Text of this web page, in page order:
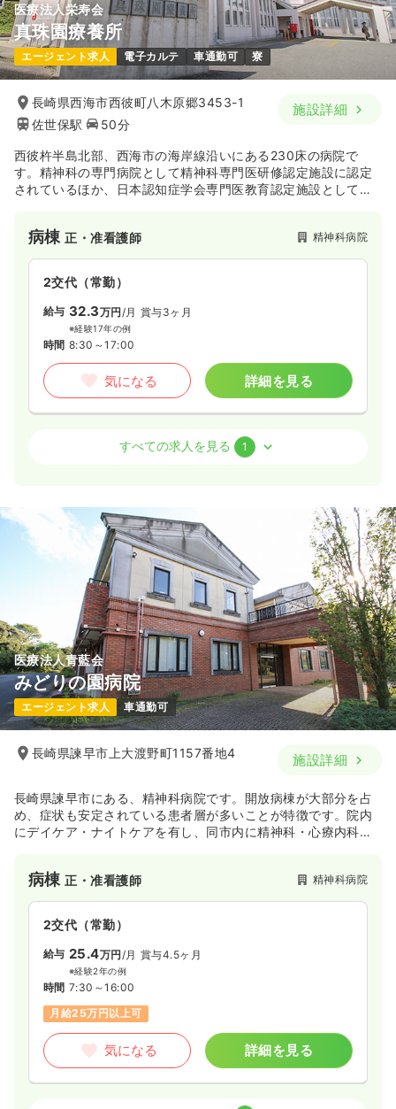
医療法人栄寿会
真珠園療養所
エージェント求人 電子カルテ 車通勤可 寮
長崎県西海市西彼町八木原郷3453-1
佐世保駅
50分
施設詳細
西彼杵半島北部、西海市の海岸線沿いにある230床の病院で
す。精神科の専門病院として精神科専門医研修認定施設に認定
されているほか、日本認知症学会専門医教育認定施設としての
護ステーションなども運営しており診療のみならず社会復帰、
在宅復帰後のサポートも積極的に行っています。
病棟正・准看護師 精神科病院
2交代（常勤）
給与 32.3万円/月 賞与3ヶ月
※経験17年の例
時間 8:30～17:00
気になる 詳細を見る
介護・福祉系正・准看護師
給与 23.5〜25.2万円/月
※一例
7:45～16:15（休憩60分）
気になる 詳細を見る
すべての求人を見る 1
医療法人青藍会
みどりの園病院
エージェント求人 車通勤可
長崎県諫早市上大渡野町1157番地4 施設詳細
長崎県諫早市にある、精神科病院です。開放病棟が大部分を占
め、症状も安定されている患者層が多いことが特徴です。院内
にデイケア・ナイトケアを有し、同市内に精神科・心療内科の
病棟正・准看護師 精神科病院
2交代（常勤）
給与 25.4万円/月 賞与4.5ヶ月
※経験2年の例
時間 7:30～16:00
月給25万円以上可
気になる 詳細を見る